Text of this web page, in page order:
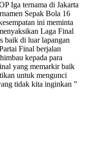
Iga ternama di Jakarta
Sepak Bola 16
ini meminta
Laga Final
baik di luar lapangan
Final berjalan
kepada para
yang memarkir baik
untuk mengunci
tidak kita inginkan ”